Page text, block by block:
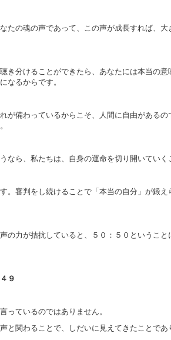
たの魂の声であって、この声が成長すれば、
分けることができたら、あなたには本当の
なるからです。
備わっているからこそ、人間に自由がある
ら、私たちは、自身の運命を切り開いてい
審判をし続けることで「本当の自分」が鍛
力が拮抗していると、５０：５０というこ
９
ているのではありません。
関わることで、しだいに見えてきたことで